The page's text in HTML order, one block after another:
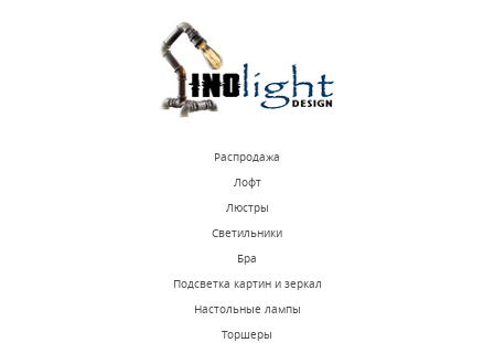
Распродажа
Лофт
Люстры
Светильники
Бра
Подсветка картин и зеркал
Настольные лампы
Торшеры